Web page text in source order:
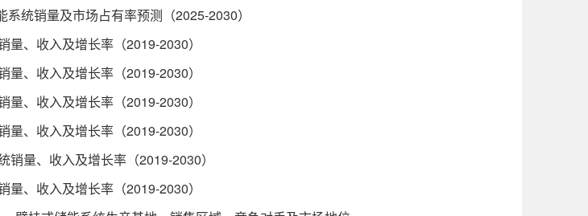
统销量及市场占有率预测（2025-2030）
、收入及增长率（2019-2030）
、收入及增长率（2019-2030）
、收入及增长率（2019-2030）
、收入及增长率（2019-2030）
量、收入及增长率（2019-2030）
、收入及增长率（2019-2030）